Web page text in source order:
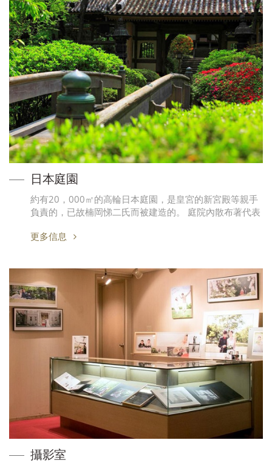
日本庭園
約有20，000㎡的高輪日本庭園，是皇宮的新宮殿等親手
負責的，已故楠岡悌二氏而被建造的。 庭院內散布著代表
更多信息
攝影室